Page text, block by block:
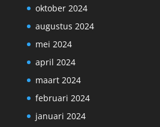
oktober 2024
augustus 2024
mei 2024
april 2024
maart 2024
februari 2024
januari 2024